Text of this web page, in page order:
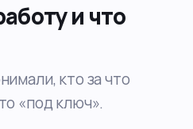
и что
кто за что
«под ключ».